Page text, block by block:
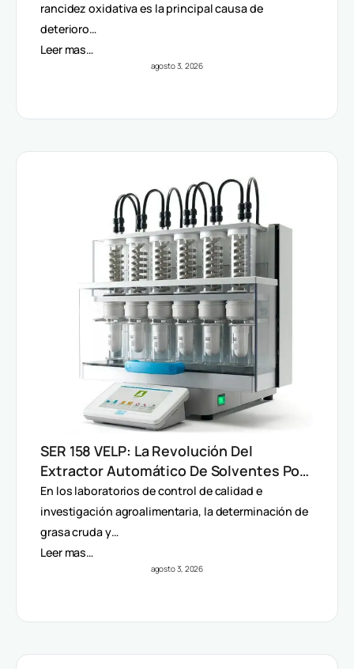
rancidez oxidativa es la principal causa de
deterioro…
Leer mas…
agosto 3, 2026
SER 158 VELP: La Revolución Del
Extractor Automático De Solventes Por
Método Randall
En los laboratorios de control de calidad e
investigación agroalimentaria, la determinación de
grasa cruda y…
Leer mas…
agosto 3, 2026